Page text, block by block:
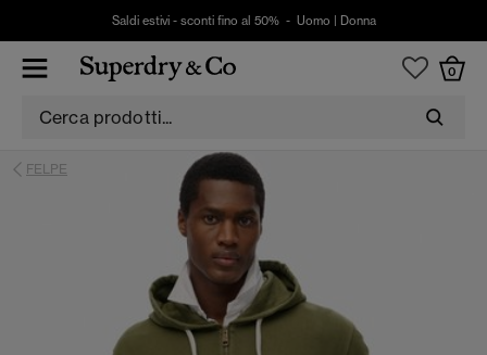
Saldi estivi - sconti fino al 50% - Uomo Donna
0
FELPE